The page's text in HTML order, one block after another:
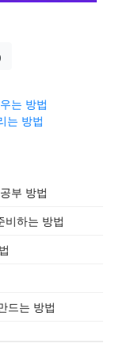
는 방법
는 방법
부 방법
비하는 방법
드는 방법